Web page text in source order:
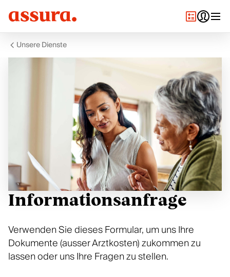
Unsere Dienste
Informationsanfrage
Verwenden Sie dieses Formular, um uns Ihre
Dokumente (ausser Arztkosten) zukommen zu
lassen oder uns Ihre Fragen zu stellen.